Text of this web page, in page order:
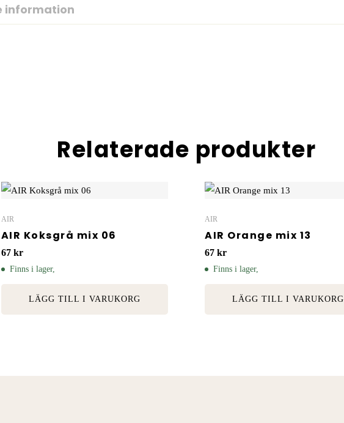
information
Relaterade produkter
AIR
AIR Koksgrå mix 06
67 kr
Finns i lager,
LÄGG TILL I VARUKORG
AIR
AIR Orange mix 13
67 kr
Finns i lager,
LÄGG TILL I VARUKORG